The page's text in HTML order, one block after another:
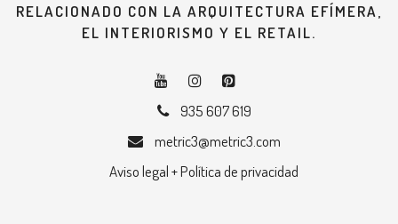
RELACIONADO CON LA ARQUITECTURA EFÍMERA,
EL INTERIORISMO Y EL RETAIL.
935 607 619
metric3@metric3.com
Aviso legal + Política de privacidad